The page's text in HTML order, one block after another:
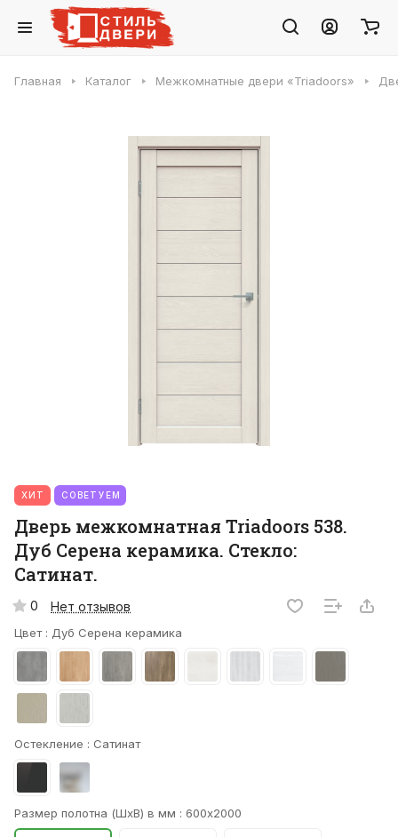
Главная Каталог Межкомнатные двери «Triadoors»
ХИТ СОВЕТУЕМ
Дверь межкомнатная Triadoors 538.
Дуб Серена керамика. Стекло:
Сатинат.
0 Нет отзывов
Цвет : Дуб Серена керамика
Остекление : Сатинат
Размер полотна (ШхВ) в мм : 600х2000